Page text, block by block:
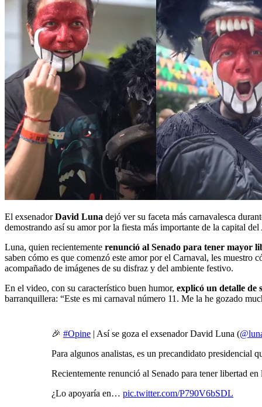
El exsenadorDavid Luna dejó ver su faceta más carnavalesca
demostrando así su amor por la fiesta más importante de la capital
Luna, quien recientemente renunció al Senado para tener mayor
saben cómo es que comenzó este amor por el Carnaval, les
acompañado de imágenes de su disfraz y del ambiente festivo.
En el video, con su característico buen humor, explicó un detalle de
barranquillera: “Este es mi carnaval número 11. Me la he gozado
🎉 #Opine | Así se goza el exsenador David Luna (
Para algunos analistas, es un precandidato presidencial
Recientemente renunció al Senado para tener libertad en
¿Lo apoyaría en… pic.twitter.com/P790V6bSDL